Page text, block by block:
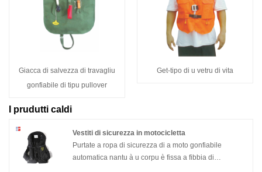
Giacca di salvezza di travagliu
gonfiabile di tipu pullover
Get-tipo di u vetru di vita
I prudutti caldi
Vestiti di sicurezza in motocicletta
Purtate a ropa di sicurezza di a moto gonfiabile
automatica nantu à u corpu è fissa a fibbia di